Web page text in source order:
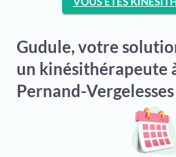
Gudule, votre
un kinésithérapeute
Pernand-